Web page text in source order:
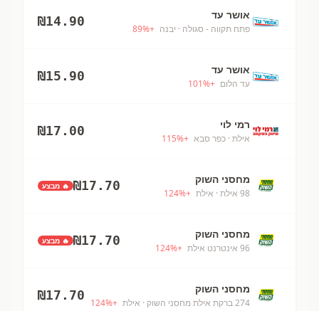
אושר עד
פתח תקווה - סגולה · יבנה +
89%
₪14.90
אושר עד
עד הלום +
101%
₪15.90
רמי לוי
אילת · כפר סבא +
115%
₪17.00
מחסני השוק
98 אילת · אילת +
124%
₪17.70 🔥 מבצע
מחסני השוק
96 אינטרנט אילת +
124%
₪17.70 🔥 מבצע
מחסני השוק
274 ברקת אילת מחסני השוק · אילת +
124%
₪17.70